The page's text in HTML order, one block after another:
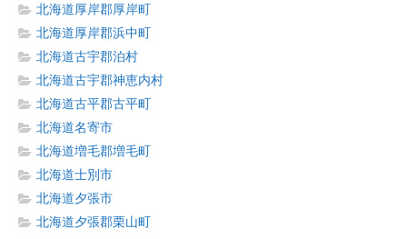
北海道厚岸郡厚岸町
北海道厚岸郡浜中町
北海道古宇郡泊村
北海道古宇郡神恵内村
北海道古平郡古平町
北海道名寄市
北海道増毛郡増毛町
北海道士別市
北海道夕張市
北海道夕張郡栗山町